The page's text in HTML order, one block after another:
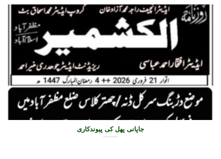
جاپانی پھل کی پیوندکاری